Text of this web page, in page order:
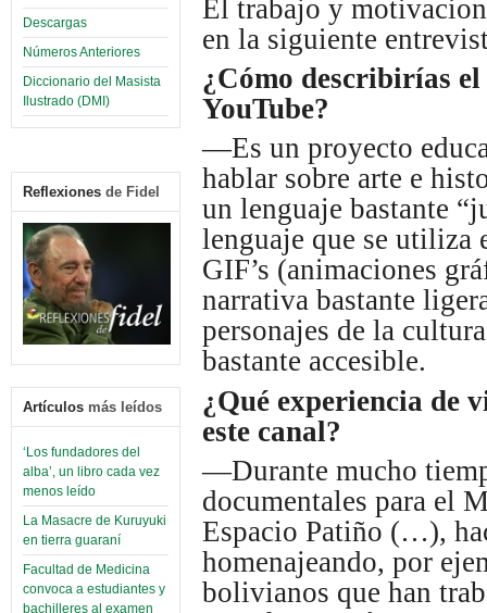
Descargas
Números Anteriores
Diccionario del Masista
Ilustrado (DMI)
Reflexiones de Fidel
Artículos más leídos
‘Los fundadores del
alba’, un libro cada vez
menos leído
La Masacre de Kuruyuki
en tierra guaraní
Facultad de Medicina
convoca a estudiantes y
bachilleres al examen
El trabajo y
en la siguiente
¿Cómo describirías el
YouTube?
—Es un proyecto
hablar sobre arte e
un lenguaje bastante
lenguaje que se utiliza
GIF’s (animaciones
narrativa bastante
personajes de la
bastante accesible.
¿Qué experiencia de
este canal?
—Durante mucho
documentales para el
Espacio Patiño (…),
homenajeando, por
bolivianos que han